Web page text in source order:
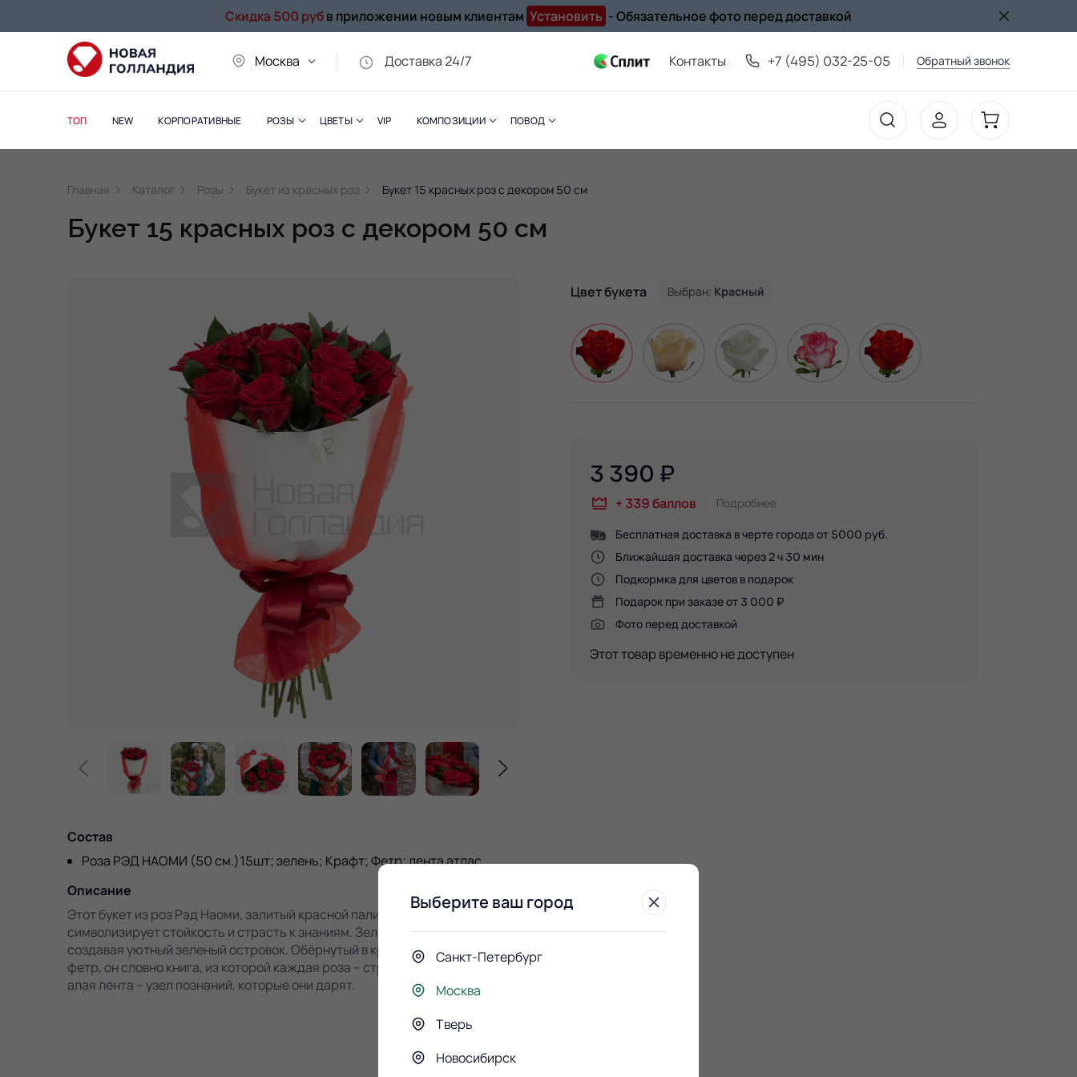
Скидка 500 рубв приложении новым клиентам Установить - Обязательное фото перед доставкой
Москва Доставка 24/7 Контакты +7 (495) 032-25-05 Обратный звонок
ТОП NEW КОРПОРАТИВНЫЕ РОЗЫ ЦВЕТЫ VIP КОМПОЗИЦИИ ПОВОД
Главная Каталог Розы Букет из красных роз Букет 15 красных роз с декором 50 см
Букет 15 красных роз с декором 50 см
Состав
Роза РЭД НАОМИ (50 см.)15шт; зелень; Крафт; Фетр; лента атлас
Описание
Этот букет из роз Рэд Наоми, залитый красной палитрой красок,
символизирует стойкость и страсть к знаниям. Зелень дополняет их,
создавая уютный зеленый островок. Обёрнутый в крафтовую бумагу и
фетр, он словно книга, из которой каждая роза – страница с историей. А
алая лента – узел познаний, которые они дарят.
Цвет букета Выбран: Красный
3 390 ₽
+ 339баллов Подробнее
Бесплатная доставка в черте города от 5000 руб.
Ближайшая доставка через 2 ч 30 мин
Подкормка для цветов в подарок
Подарок при заказе от 3 000 ₽
Фото перед доставкой
Этот товар временно не доступен
Выберите ваш город
Санкт-Петербург
Москва
Тверь
Новосибирск